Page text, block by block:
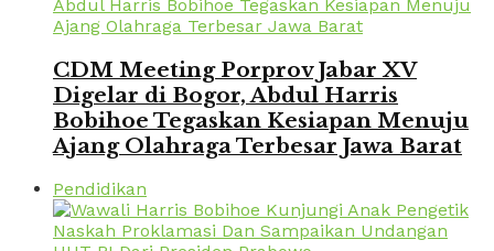
CDM Meeting Porprov Jabar XV
Digelar di Bogor, Abdul Harris
Bobihoe Tegaskan Kesiapan Menuju
Ajang Olahraga Terbesar Jawa Barat
Pendidikan